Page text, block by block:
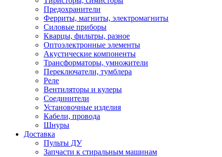
Предохранители
Ферриты, магниты, электромагниты
Силовые приборы
Кварцы, фильтры, разное
Оптоэлектронные элементы
Акустические компоненты
Трансформаторы, умножители
Переключатели, тумблера
Реле
Вентиляторы и кулеры
Соединители
Установочные изделия
Кабели, провода
Шнуры
Доставка
Пульты ДУ
Запчасти к стиральным машинам